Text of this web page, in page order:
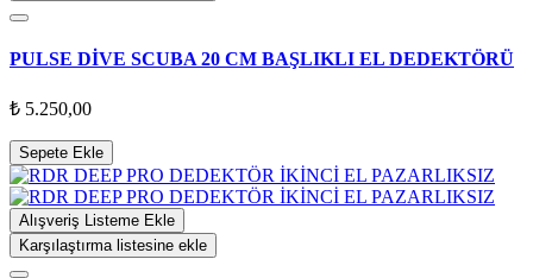
PULSE DİVE SCUBA 20 CM BAŞLIKLI EL DEDEKTÖRÜ
₺ 5.250,00
Sepete Ekle
Alışveriş Listeme Ekle
Karşılaştırma listesine ekle